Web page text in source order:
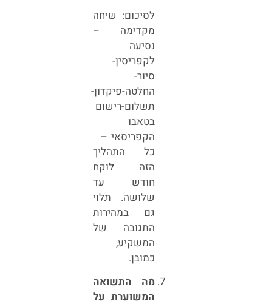
לסיכום: שיחה
מקדימה –
נסיעה
לקפריסין-
סיור-
החלטה-פיקדון-
תשלום-רישום
בטאבו
הקפריסאי –
כל התהליך
הזה לוקח
חודש עד
שלושה. תלוי
גם במהירות
התגובה של
המשקיע,
כמובן.
מה התשואה
המשוערת על